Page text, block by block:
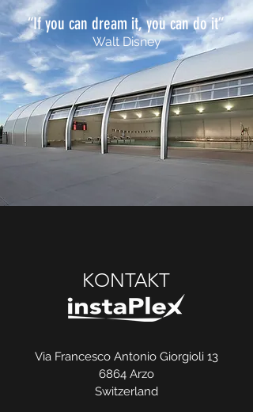
“If you can dream it, you can do it”
Walt Disney
KONTAKT
Via Francesco Antonio Giorgioli 13
6864 Arzo
Switzerland